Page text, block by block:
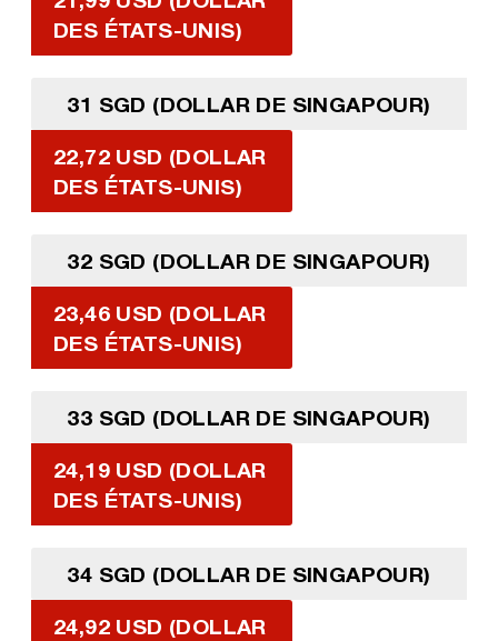
DES ÉTATS-UNIS)
31 SGD (DOLLAR DE SINGAPOUR)
22,72 USD (DOLLAR
DES ÉTATS-UNIS)
32 SGD (DOLLAR DE SINGAPOUR)
23,46 USD (DOLLAR
DES ÉTATS-UNIS)
33 SGD (DOLLAR DE SINGAPOUR)
24,19 USD (DOLLAR
DES ÉTATS-UNIS)
34 SGD (DOLLAR DE SINGAPOUR)
24,92 USD (DOLLAR